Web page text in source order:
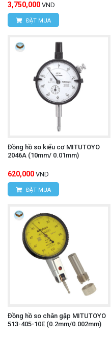
3,750,000 VND
ĐẶT MUA
Đồng hồ so kiểu cơ MITUTOYO
2046A (10mm/ 0.01mm)
620,000 VND
ĐẶT MUA
Đồng hồ so chân gập MITUTOYO
513-405-10E (0.2mm/0.002mm)